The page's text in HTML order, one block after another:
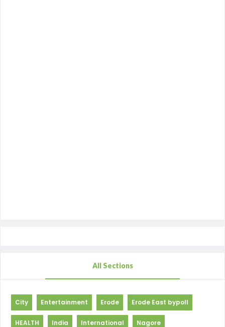
All Sections
City Entertainment Erode Erode East bypoll
HEALTH India International Nagore